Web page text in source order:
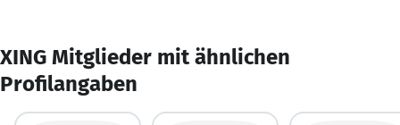
XING Mitglieder mit ähnlichen
Profilangaben